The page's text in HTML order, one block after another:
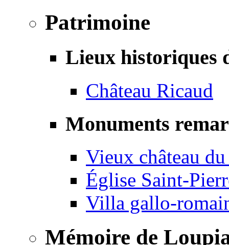
Patrimoine
Lieux historiques
Château Ricaud
Monuments
Vieux château
Église Saint-
Villa gallo-
Mémoire de